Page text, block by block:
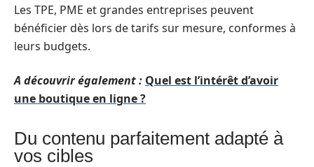
Les TPE, PME et grandes entreprises peuvent
bénéficier dès lors de tarifs sur mesure, conformes à
leurs budgets.
A découvrir également : Quel est l’intérêt d’avoir
une boutique en ligne ?
Du contenu parfaitement adapté à
vos cibles